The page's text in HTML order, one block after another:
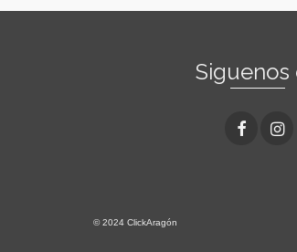
Siguenos
© 2024 ClickAragón